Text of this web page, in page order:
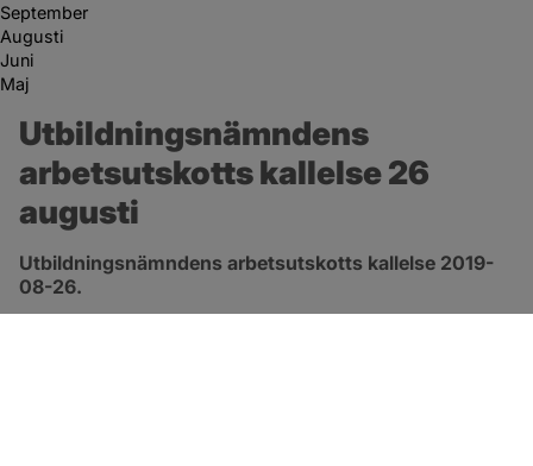
September
Augusti
Juni
Maj
Utbildningsnämndens
arbetsutskotts kallelse 26
augusti
Utbildningsnämndens arbetsutskotts kallelse 2019-
08-26.